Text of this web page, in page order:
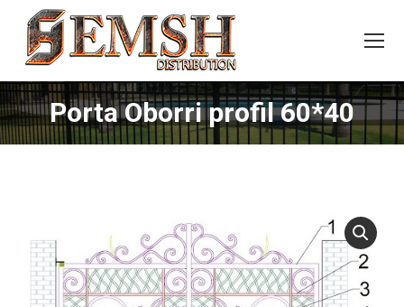
Porta Oborri profil 60*40
You are here: